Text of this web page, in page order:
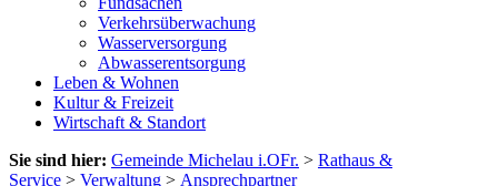
Verkehrsüberwachung
Wasserversorgung
Abwasserentsorgung
Leben & Wohnen
Kultur & Freizeit
Wirtschaft & Standort
Sie sind hier: Gemeinde Michelau i.OFr. > Rathaus &
Service > Verwaltung > Ansprechpartner